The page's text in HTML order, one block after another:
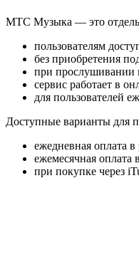
МТС Музыка — это
пользователям
без приобретения
при прослушивании
сервис работает в
для пользователей
Доступные варианты для
ежедневная оплата
ежемесячная оплата
при покупке через